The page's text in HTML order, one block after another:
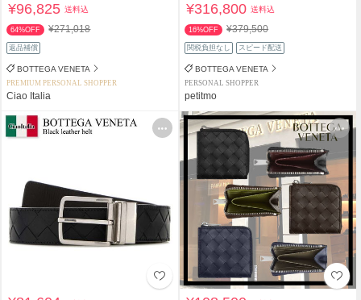
¥96,825送料込
64%OFF ¥271,018
返品補償
BOTTEGA VENETA
PREMIUM PERSONAL SHOPPER
Ciao Italia
¥316,800送料込
16%OFF ¥379,500
関税負担なし スピード配送
BOTTEGA VENETA
PERSONAL SHOPPER
petitmo